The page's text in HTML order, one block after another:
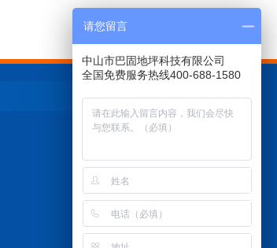
请您留言
中山市巴固地坪科技有限公司
全国免费服务热线400-688-1580